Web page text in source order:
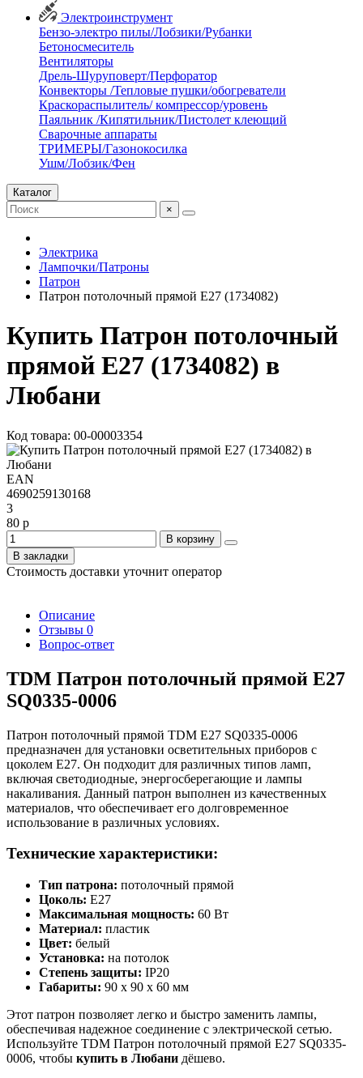
Электроинструмент
Бензо-электро пилы/Лобзики/Рубанки
Бетоносмеситель
Вентиляторы
Дрель-Шуруповерт/Перфоратор
Конвекторы /Тепловые пушки/обогреватели
Краскораспылитель/ компрессор/уровень
Паяльник /Кипятильник/Пистолет клеющий
Сварочные аппараты
ТРИМЕРЫ/Газонокосилка
Ушм/Лобзик/Фен
Каталог
×
Электрика
Лампочки/Патроны
Патрон
Патрон потолочный прямой Е27 (1734082)
Купить Патрон потолочный
прямой Е27 (1734082) в
Любани
Код товара: 00-00003354
EAN
4690259130168
3
80 р
В корзину
В закладки
Стоимость доставки уточнит оператор
Описание
Отзывы 0
Вопрос-ответ
TDM Патрон потолочный прямой Е27
SQ0335-0006
Патрон потолочный прямой TDM Е27 SQ0335-0006
предназначен для установки осветительных приборов с
цоколем E27. Он подходит для различных типов ламп,
включая светодиодные, энергосберегающие и лампы
накаливания. Данный патрон выполнен из качественных
материалов, что обеспечивает его долговременное
использование в различных условиях.
Технические характеристики:
Тип патрона: потолочный прямой
Цоколь: E27
Максимальная мощность: 60 Вт
Материал: пластик
Цвет: белый
Установка: на потолок
Степень защиты: IP20
Габариты: 90 x 90 x 60 мм
Этот патрон позволяет легко и быстро заменить лампы,
обеспечивая надежное соединение с электрической сетью.
Используйте TDM Патрон потолочный прямой Е27 SQ0335-
0006, чтобы купить в Любани дёшево.